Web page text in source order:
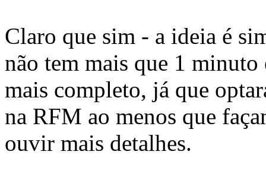
Claro que sim - a ideia é
não tem mais que 1
mais completo, já que
na RFM ao menos que
ouvir mais detalhes.